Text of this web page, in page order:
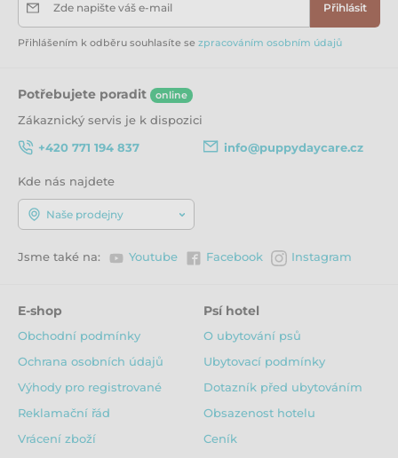
ME 3.850 kcal / kg
Doplňkové látky:
Železo (Síran (II) železnatý monohydrát) 100 mg / kg
Mangan (síran manganatý monohydrát) 30 mg / kg
Měď (síran (II) měďnatý pentahydrát) 10 mg / kg
Selen (selenid sodný) 0,2 mg / kg
Krmný návod:
váha v
2 – 6
6 – 9
9 – 12
12 – 24
5 – 10 kg
125 –
120 –
10 – 20 kg
320 g
300 g
Zde napište váš e-mail Přihlásit
Přihlášením k odběru souhlasíte se zpracováním osobním údajů
Potřebujete poradit online
Zákaznický servis je k dispozici
+420 771 194 837
info@puppydaycare.cz
Kde nás najdete
Naše prodejny
Jsme také na: Youtube Facebook Instagram
E-shop
Obchodní podmínky
Ochrana osobních údajů
Výhody pro registrované
Reklamační řád
Vrácení zboží
Psí hotel
O ubytování psů
Ubytovací podmínky
Dotazník před ubytováním
Obsazenost hotelu
Ceník